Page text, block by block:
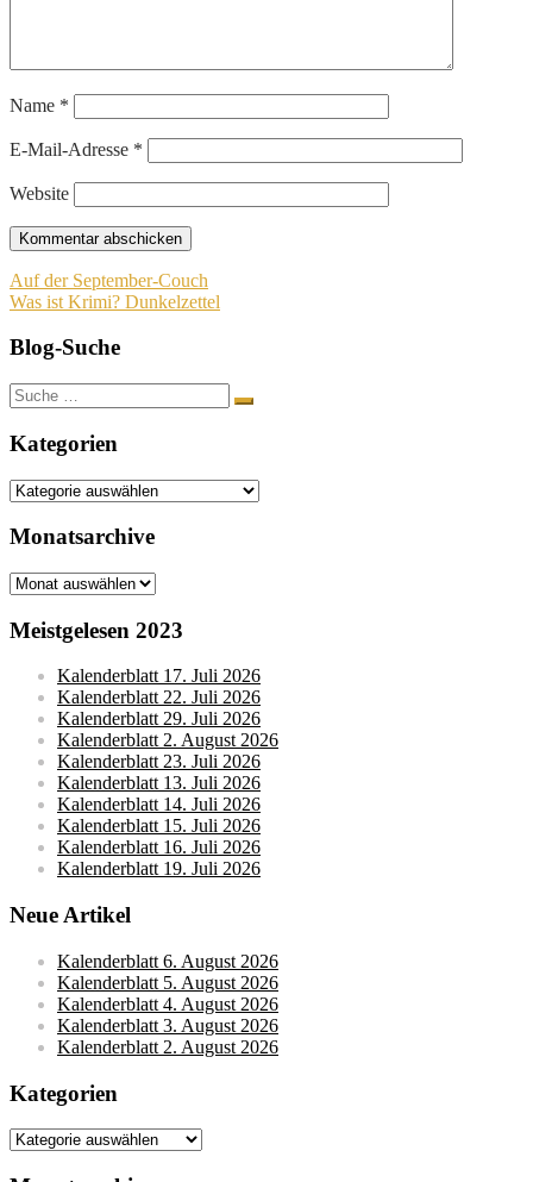
Name *
E-Mail-Adresse *
Website
Beitragsnavigation
Auf der September-Couch
Was ist Krimi? Dunkelzettel
Blog-Suche
Suche
nach:
Kategorien
Kategorien
Monatsarchive
Monatsarchive
Meistgelesen 2023
Kalenderblatt 17. Juli 2026
Kalenderblatt 22. Juli 2026
Kalenderblatt 29. Juli 2026
Kalenderblatt 2. August 2026
Kalenderblatt 23. Juli 2026
Kalenderblatt 13. Juli 2026
Kalenderblatt 14. Juli 2026
Kalenderblatt 15. Juli 2026
Kalenderblatt 16. Juli 2026
Kalenderblatt 19. Juli 2026
Neue Artikel
Kalenderblatt 6. August 2026
Kalenderblatt 5. August 2026
Kalenderblatt 4. August 2026
Kalenderblatt 3. August 2026
Kalenderblatt 2. August 2026
Kategorien
Kategorien